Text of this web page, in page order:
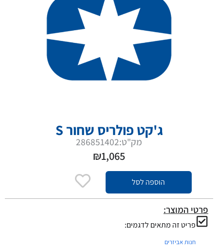
ג'קט פולריס שחור S
מק"ט:286851402
₪1,065
הוספה לסל
פרטי המוצר:
פריט זה מתאים לדגמים:
חנות אביזרים